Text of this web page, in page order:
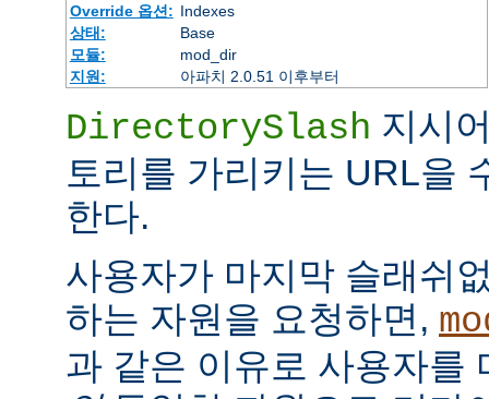
Override 옵션: Indexes
상태:
Base
모듈:
mod_dir
지원:
아파치 2.0.51 이후부터
DirectorySlash 지시
토리를 가리키는 URL을
한다.
사용자가 마지막 슬래쉬
하는 자원을 요청하면,
과 같은 이유로 사용자를